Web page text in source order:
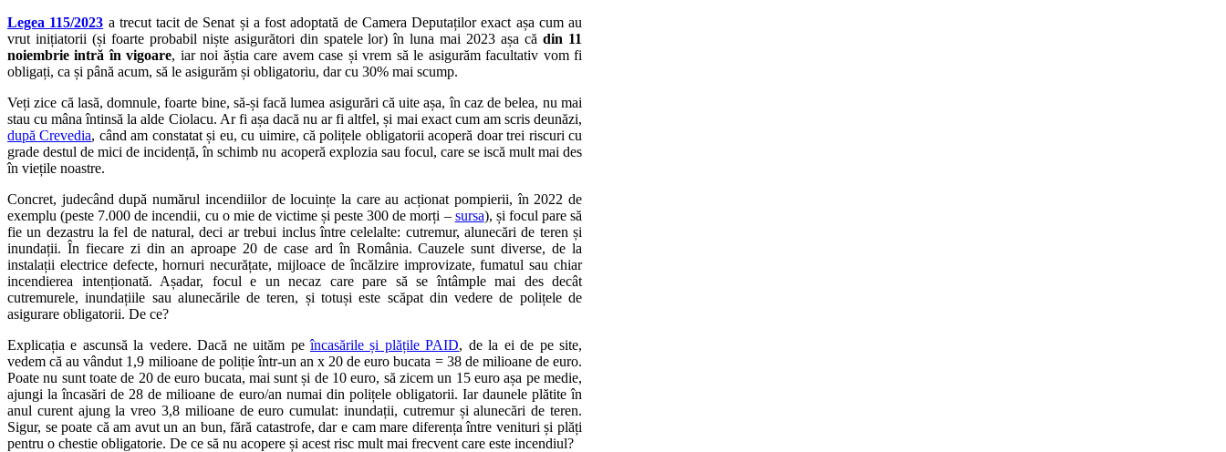
Legea 115/2023 a trecut tacit de Senat și a fost adoptată de Camera Deputaților exact așa cum au
vrut inițiatorii (și foarte probabil niște asigurători din spatele lor) în luna mai 2023 așa cădin 11
noiembrie intră în vigoare, iar noi ăștia care avem case și vrem să le asigurăm facultativ vom fi
obligați, ca și până acum, să le asigurăm și obligatoriu, dar cu 30% mai scump.
Veți zice că lasă, domnule, foarte bine, să-și facă lumea asigurări că uite așa, în caz de belea, nu mai
stau cu mâna întinsă la alde Ciolacu. Ar fi așa dacă nu ar fi altfel, și mai exact cum am scris deunăzi,
după Crevedia, când am constatat și eu, cu uimire, că polițele obligatorii acoperă doar trei riscuri cu
grade destul de mici de incidență, în schimb nu acoperă explozia sau focul, care se iscă mult mai des
în viețile noastre.
Concret, judecând după numărul incendiilor de locuințe la care au acționat pompierii, în 2022 de
exemplu (peste 7.000 de incendii, cu o mie de victime și peste 300 de morți – sursa), și focul pare să
fie un dezastru la fel de natural, deci ar trebui inclus între celelalte: cutremur, alunecări de teren și
inundații. În fiecare zi din an aproape 20 de case ard în România. Cauzele sunt diverse, de la
instalații electrice defecte, hornuri necurățate, mijloace de încălzire improvizate, fumatul sau chiar
incendierea intenționată. Așadar, focul e un necaz care pare să se întâmple mai des decât
cutremurele, inundațiile sau alunecările de teren, și totuși este scăpat din vedere de polițele de
asigurare obligatorii. De ce?
Explicația e ascunsă la vedere. Dacă ne uităm peîncasările și plățile PAID, de la ei de pe site,
vedem că au vândut 1,9 milioane de poliție într-un an x 20 de euro bucata = 38 de milioane de euro.
Poate nu sunt toate de 20 de euro bucata, mai sunt și de 10 euro, să zicem un 15 euro așa pe medie,
ajungi la încasări de 28 de milioane de euro/an numai din polițele obligatorii. Iar daunele plătite în
anul curent ajung la vreo 3,8 milioane de euro cumulat: inundații, cutremur și alunecări de teren.
Sigur, se poate că am avut un an bun, fără catastrofe, dar e cam mare diferența între venituri și plăți
pentru o chestie obligatorie. De ce să nu acopere și acest risc mult mai frecvent care este incendiul?